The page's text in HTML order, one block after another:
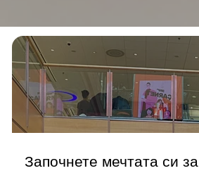
Започнете мечтата си за